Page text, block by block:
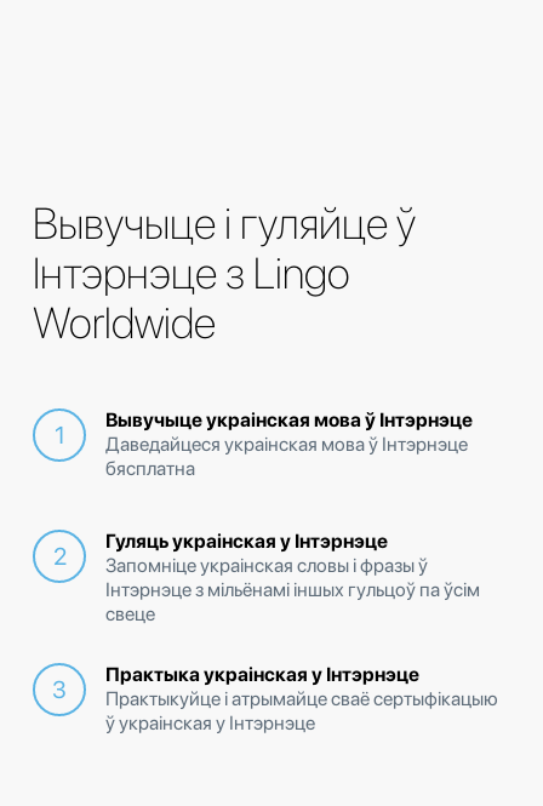
Вывучыце і гуляйце ў
Інтэрнэце з Lingo
Worldwide
Вывучыце украінская мова ў Інтэрнэце
Даведайцеся украінская мова ў Інтэрнэце
бясплатна
Гуляць украінская у Інтэрнэце
Запомніце украінская словы і фразы ў
Інтэрнэце з мільёнамі іншых гульцоў па ўсім
свеце
Практыка украінская у Інтэрнэце
Практыкуйце і атрымайце сваё сертыфікацыю
ў украінская у Інтэрнэце